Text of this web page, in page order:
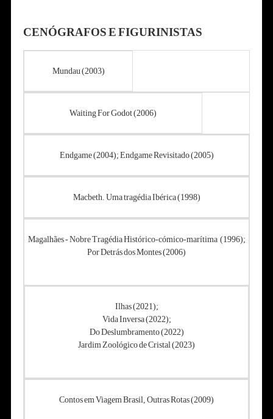
CENÓGRAFOS E FIGURINISTAS
Mundau (2003)
Waiting For Godot (2006)
Endgame (2004); Endgame Revisitado (2005)
Macbeth. Uma tragédia Ibérica (1998)
Magalhães - Nobre Tragédia Histórico-cómico-marítima (1996);
Por Detrás dos Montes (2006)
Ilhas (2021);
Vida Inversa (2022);
Do Deslumbramento (2022)
Jardim Zoológico de Cristal (2023)
Contos em Viagem Brasil, Outras Rotas (2009)